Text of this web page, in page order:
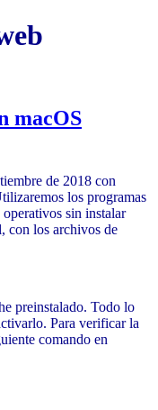
macOS
de 2018 con
los programas
sin instalar
con los archivos de
preinstalado. Todo lo
Para verificar la
comando en